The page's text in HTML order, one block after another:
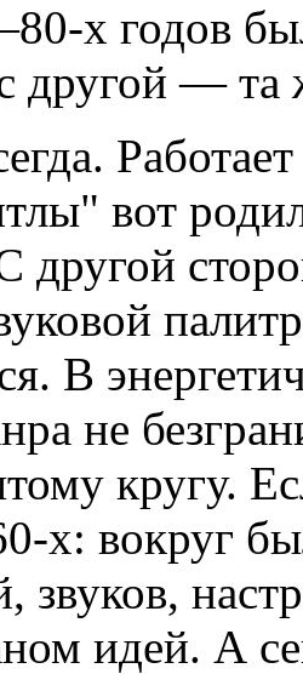
х годов
другой — та
вот
другой
В
не
кругу.
х: вокруг
звуков,
идей. А